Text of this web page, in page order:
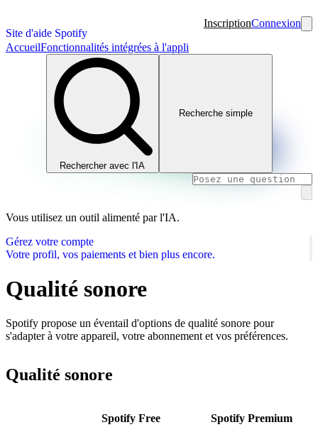
Site d'aide Spotify
InscriptionConnexion
AccueilFonctionnalités intégrées à l'appli
Rechercher avec l'IA
Recherche simple
Vous utilisez un outil alimenté par l'IA.
Gérez votre compte
Votre profil, vos paiements et bien plus encore.
Qualité sonore
Spotify propose un éventail d'options de qualité sonore pour
s'adapter à votre appareil, votre abonnement et vos préférences.
Qualité sonore
Spotify Free Spotify Premium